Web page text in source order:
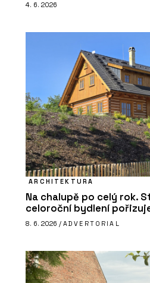
4. 6. 2026
ARCHITEKTURA
Na chalupě po celý rok.
celoroční bydlení
8. 6. 2026 / ADVERTORIAL